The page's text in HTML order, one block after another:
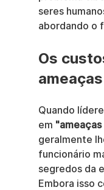
seres
abordando o
Os
Quando
em
geralmente
funcionário
segredos da
Embora isso